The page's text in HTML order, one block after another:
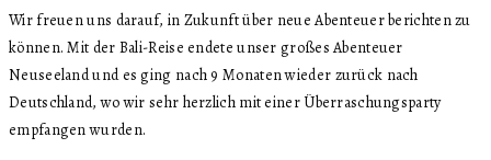
Wir freuen uns darauf, in Zukunft über neue Abenteuer berichten zu
können. Mit der Bali-Reise endete unser großes Abenteuer
Neuseeland und es ging nach 9 Monaten wieder zurück nach
Deutschland, wo wir sehr herzlich mit einer Überraschungsparty
empfangen wurden.